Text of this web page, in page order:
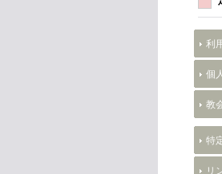
利
個
教
特
リ